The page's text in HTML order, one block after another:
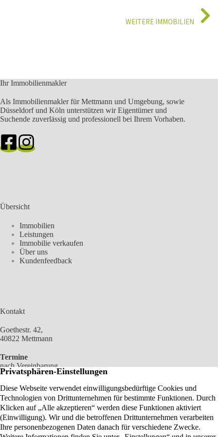
WEITERE IMMOBILIEN
Ihr Immobilienmakler
Als Immobilienmakler für Mettmann und Umgebung, sowie
Düsseldorf und Köln unterstützen wir Eigentümer und
Suchende zuverlässig und professionell bei Ihrem Vorhaben.
Übersicht
Immobilien
Leistungen
Immobilie verkaufen
Über uns
Kundenfeedback
Kontakt
Goethestr. 42,
40822 Mettmann
Termine
nach Vereinbarung